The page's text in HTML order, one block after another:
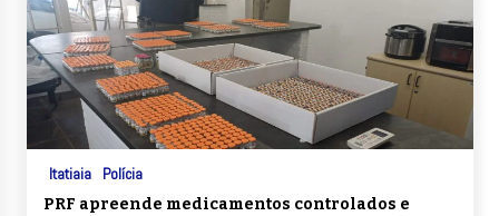
Itatiaia Polícia
PRF apreende medicamentos controlados e